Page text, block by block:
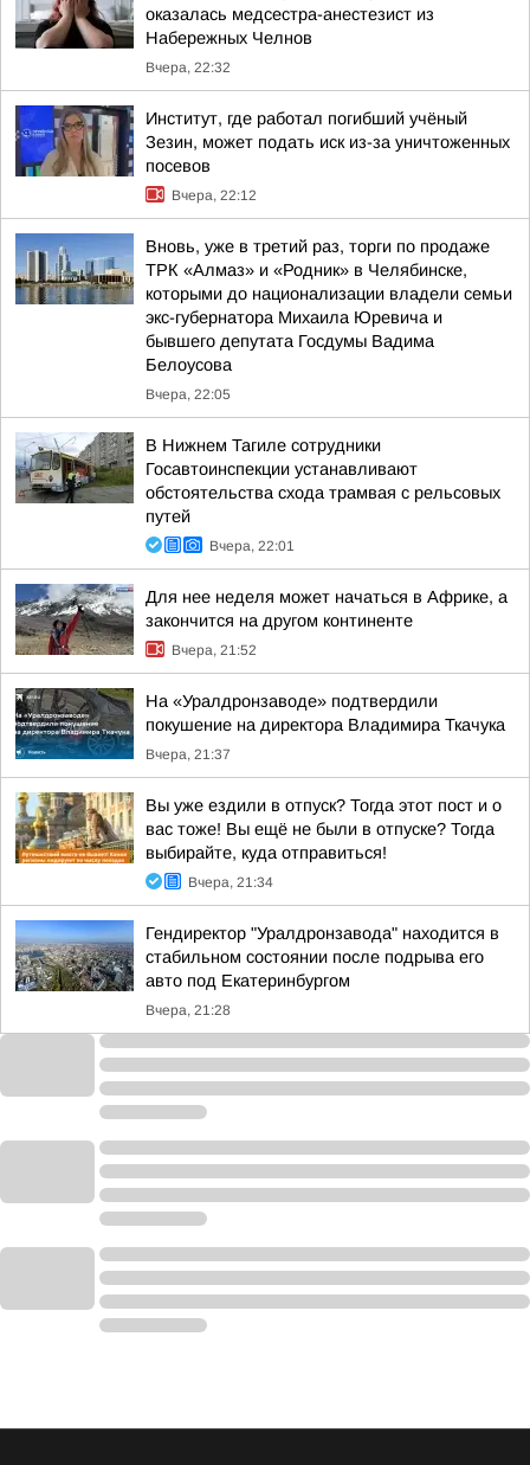
оказалась медсестра-анестезист из
Набережных Челнов
Вчера, 22:32
Институт, где работал погибший учёный
Зезин, может подать иск из-за уничтоженных
посевов
Вчера, 22:12
Вновь, уже в третий раз, торги по продаже
ТРК «Алмаз» и «Родник» в Челябинске,
которыми до национализации владели семьи
экс-губернатора Михаила Юревича и
бывшего депутата Госдумы Вадима
Белоусова
Вчера, 22:05
В Нижнем Тагиле сотрудники
Госавтоинспекции устанавливают
обстоятельства схода трамвая с рельсовых
путей
Вчера, 22:01
Для нее неделя может начаться в Африке, а
закончится на другом континенте
Вчера, 21:52
На «Уралдронзаводе» подтвердили
покушение на директора Владимира Ткачука
Вчера, 21:37
Вы уже ездили в отпуск? Тогда этот пост и о
вас тоже! Вы ещё не были в отпуске? Тогда
выбирайте, куда отправиться!
Вчера, 21:34
Гендиректор "Уралдронзавода" находится в
стабильном состоянии после подрыва его
авто под Екатеринбургом
Вчера, 21:28